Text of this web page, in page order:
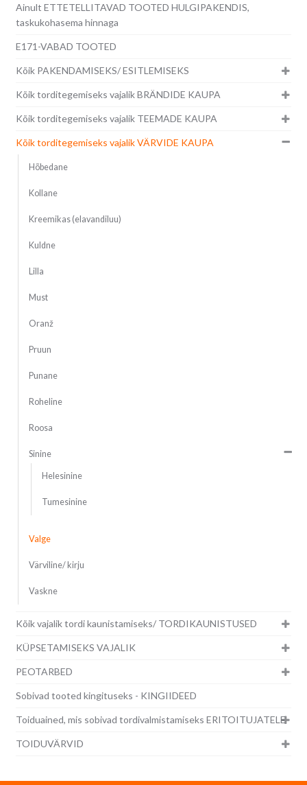
Ainult ETTETELLITAVAD TOOTED HULGIPAKENDIS,
taskukohasema hinnaga
E171-VABAD TOOTED
Kõik PAKENDAMISEKS/ ESITLEMISEKS
Kõik torditegemiseks vajalik BRÄNDIDE KAUPA
Kõik torditegemiseks vajalik TEEMADE KAUPA
Kõik torditegemiseks vajalik VÄRVIDE KAUPA
Hõbedane
Kollane
Kreemikas (elavandiluu)
Kuldne
Lilla
Must
Oranž
Pruun
Punane
Roheline
Roosa
Sinine
Helesinine
Tumesinine
Valge
Värviline/ kirju
Vaskne
Kõik vajalik tordi kaunistamiseks/ TORDIKAUNISTUSED
KÜPSETAMISEKS VAJALIK
PEOTARBED
Sobivad tooted kingituseks - KINGIIDEED
Toiduained, mis sobivad tordivalmistamiseks ERITOITUJATELE
TOIDUVÄRVID